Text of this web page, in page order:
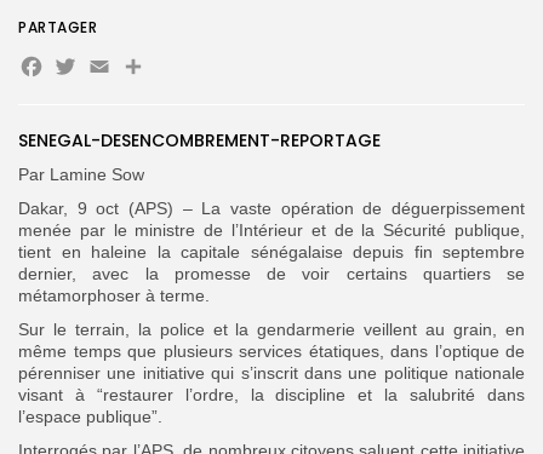
Search
for:
Search
Button
SENEGAL-DESENCOMBREMENT-REPORTAGE
Par Lamine Sow
Dakar, 9 oct (APS) – La vaste opération de déguerpissement
menée par le ministre de l’Intérieur et de la Sécurité publique,
tient en haleine la capitale sénégalaise depuis fin septembre
dernier, avec la promesse de voir certains quartiers se
métamorphoser à terme.
Sur le terrain, la police et la gendarmerie veillent au grain, en
même temps que plusieurs services étatiques, dans l’optique de
pérenniser une initiative qui s’inscrit dans une politique nationale
visant à “restaurer l’ordre, la discipline et la salubrité dans
l’espace publique”.
Interrogés par l’APS, de nombreux citoyens saluent cette initiative
PARTAGER
Facebook
Twitter
EmailPartager